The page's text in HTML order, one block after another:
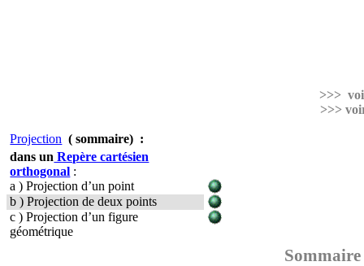
>>>
>>>
Projection ( sommaire) :
dans un Repère cartésien
orthogonal :
a ) Projection d’un point
b ) Projection de deux points
c ) Projection d’un figure
géométrique
Sommaire